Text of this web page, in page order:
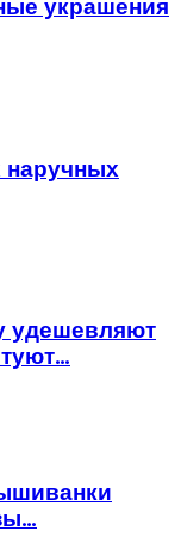
украшения
наручных
удешевляют